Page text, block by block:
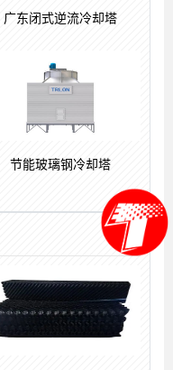
广东闭式逆流冷却塔
节能玻璃钢冷却塔